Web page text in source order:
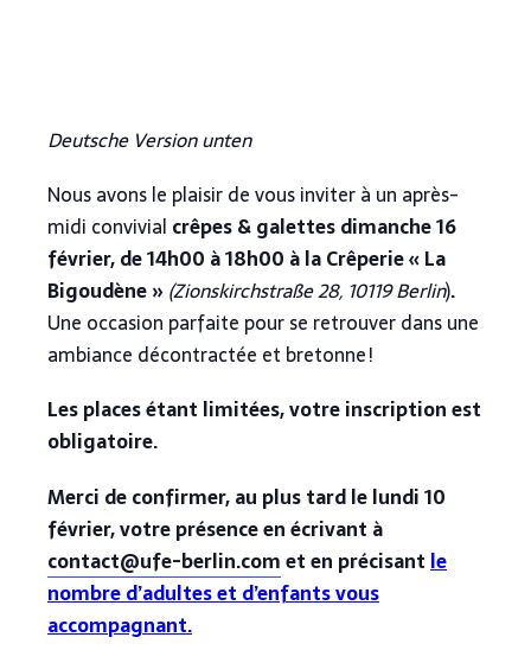
Deutsche Version unten
Nous avons le plaisir de vous inviter à un après-
midi convivial crêpes & galettes dimanche 16
février, de 14h00 à 18h00 à la Crêperie « La
Bigoudène » (Zionskirchstraße 28, 10119 Berlin).
Une occasion parfaite pour se retrouver dans une
ambiance décontractée et bretonne !
Les places étant limitées, votre inscription est
obligatoire.
Merci de confirmer, au plus tard le lundi 10
février, votre présence en écrivant à
contact@ufe-berlin.comet en précisant le
nombre d’adultes et d’enfants vous
accompagnant.